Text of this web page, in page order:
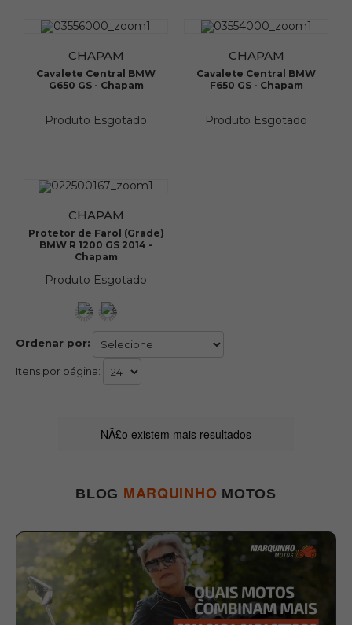
CHAPAM
Cavalete Central BMW
G650 GS - Chapam
Produto Esgotado
CHAPAM
Cavalete Central BMW
F650 GS - Chapam
Produto Esgotado
CHAPAM
Protetor de Farol (Grade)
BMW R 1200 GS 2014 -
Chapam
Produto Esgotado
Ordenar por:
Itens por página:
NÃ£o existem mais resultados
BLOG MARQUINHO MOTOS